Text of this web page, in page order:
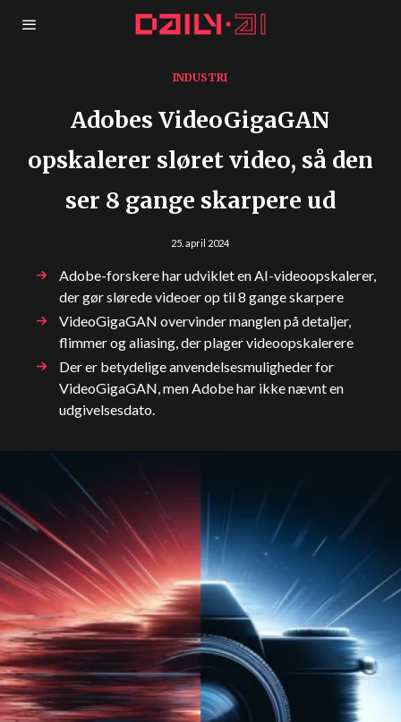
INDUSTRI
Adobes VideoGigaGAN
opskalerer sløret video, så den
ser 8 gange skarpere ud
25. april 2024
Adobe-forskere har udviklet en AI-videoopskalerer,
der gør slørede videoer op til 8 gange skarpere
VideoGigaGAN overvinder manglen på detaljer,
flimmer og aliasing, der plager videoopskalerere
Der er betydelige anvendelsesmuligheder for
VideoGigaGAN, men Adobe har ikke nævnt en
udgivelsesdato.